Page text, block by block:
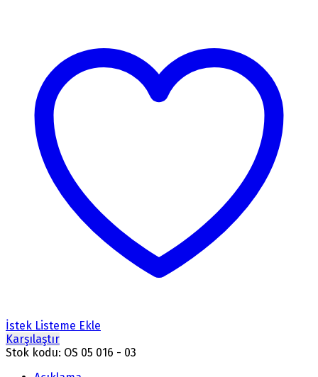
İstek Listeme Ekle
Karşılaştır
Stok kodu: OS 05 016 - 03